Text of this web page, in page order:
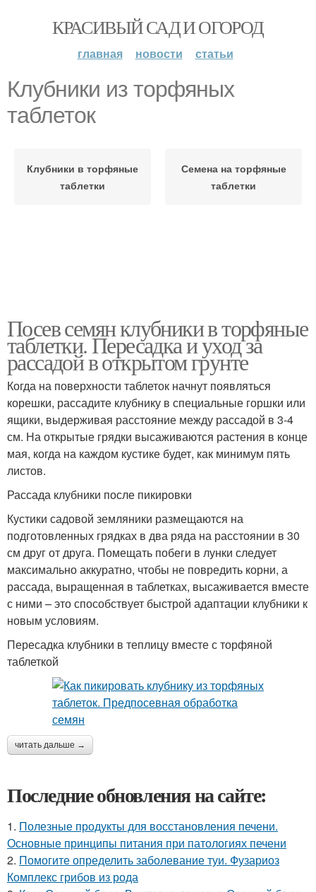
КРАСИВЫЙ САД И ОГОРОД
главная новости статьи
Клубники из торфяных
таблеток
Клубники в торфяные
таблетки
Семена на торфяные
таблетки
Посев семян клубники в торфяные
таблетки. Пересадка и уход за
рассадой в открытом грунте
Когда на поверхности таблеток начнут появляться
корешки, рассадите клубнику в специальные горшки или
ящики, выдерживая расстояние между рассадой в 3-4
см. На открытые грядки высаживаются растения в конце
мая, когда на каждом кустике будет, как минимум пять
листов.
Рассада клубники после пикировки
Кустики садовой земляники размещаются на
подготовленных грядках в два ряда на расстоянии в 30
см друг от друга. Помещать побеги в лунки следует
максимально аккуратно, чтобы не повредить корни, а
рассада, выращенная в таблетках, высаживается вместе
с ними – это способствует быстрой адаптации клубники к
новым условиям.
Пересадка клубники в теплицу вместе с торфяной
таблеткой
читать дальше →
Последние обновления на сайте:
1. Полезные продукты для восстановления печени.
Основные принципы питания при патологиях печени
2. Помогите определить заболевание туи. Фузариоз
Комплекс грибов из рода